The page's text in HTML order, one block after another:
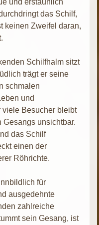
und erstaunlich
das Schilf,
keinen Zweifel daran,
Schilfhalm sitzt
trägt er seine
schmalen
und
viele Besucher bleibt
Gesangs unsichtbar.
das Schilf
einen der
Röhrichte.
für
ausgedehnte
zahlreiche
sein Gesang, ist